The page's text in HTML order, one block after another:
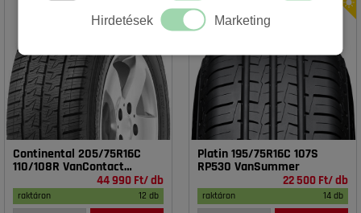
Continental 205/75R16C
110/108R VanContact
44 990 Ft/ db
raktáron 12 db
Platin 195/75R16C 107S
RP530 VanSummer
22 500 Ft/ db
raktáron 14 db
Hirdetések Marketing